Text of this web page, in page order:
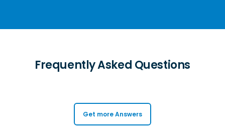
Frequently Asked Questions
Get more Answers